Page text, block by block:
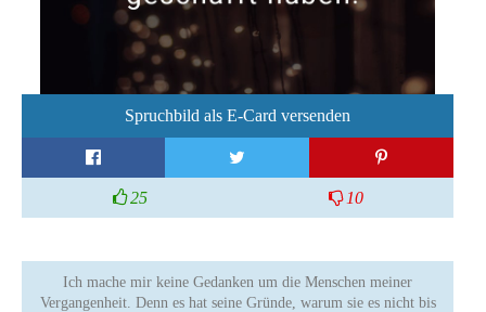
Spruchbild als E-Card versenden
25 10
Ich mache mir keine Gedanken um die Menschen meiner
Vergangenheit. Denn es hat seine Gründe, warum sie es nicht bis